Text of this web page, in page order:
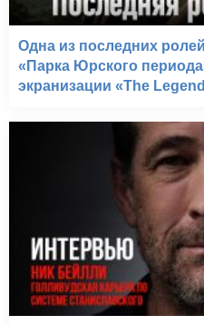
Одна из последних
«Парка Юрского
экранизации «The